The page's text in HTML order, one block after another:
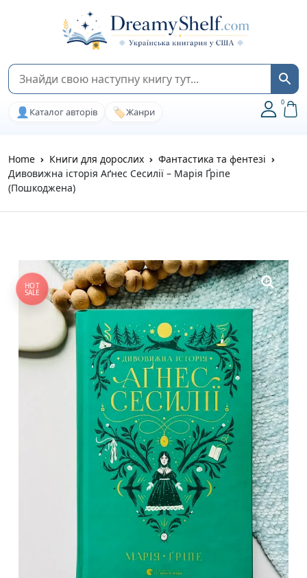
👤 Каталог авторів 🏷️Жанри
0
Home Книги для дорослих
Фантастика та фентезі
Дивовижна історія Аґнес Сесилії – Марія Ґріпе
(Пошкоджена)
HOT
SALE